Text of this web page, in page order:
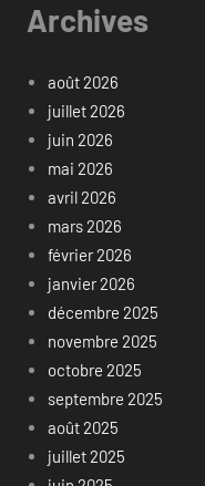
Archives
août 2026
juillet 2026
juin 2026
mai 2026
avril 2026
mars 2026
février 2026
janvier 2026
décembre 2025
novembre 2025
octobre 2025
septembre 2025
août 2025
juillet 2025